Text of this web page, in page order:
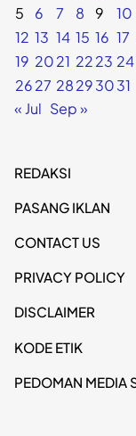
5
6 7 8 9 10
12 13 14 15 16 17
19 2021 2223 24
2627 28293031
« Jul Sep »
REDAKSI
PASANG IKLAN
CONTACT US
PRIVACY POLICY
DISCLAIMER
KODE ETIK
PEDOMAN MEDIA